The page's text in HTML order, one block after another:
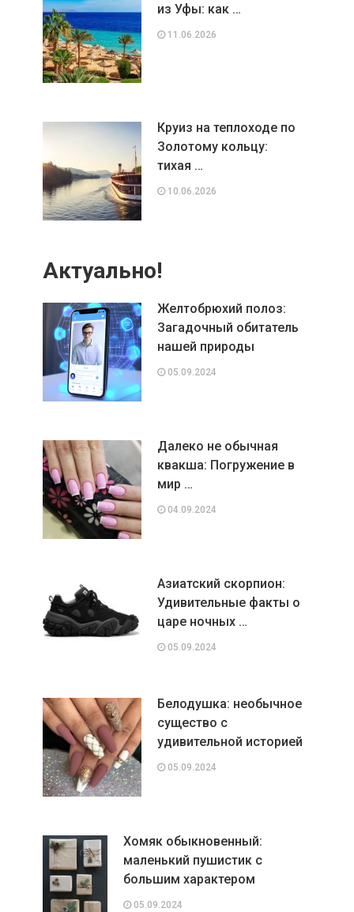
из Уфы: как …
11.06.2026
Круиз на теплоходе по
Золотому кольцу:
тихая …
10.06.2026
Актуально!
Желтобрюхий полоз:
Загадочный обитатель
нашей природы
05.09.2024
Далеко не обычная
квакша: Погружение в
мир …
04.09.2024
Азиатский скорпион:
Удивительные факты о
царе ночных …
05.09.2024
Белодушка: необычное
существо с
удивительной историей
05.09.2024
Хомяк обыкновенный:
маленький пушистик с
большим характером
05.09.2024